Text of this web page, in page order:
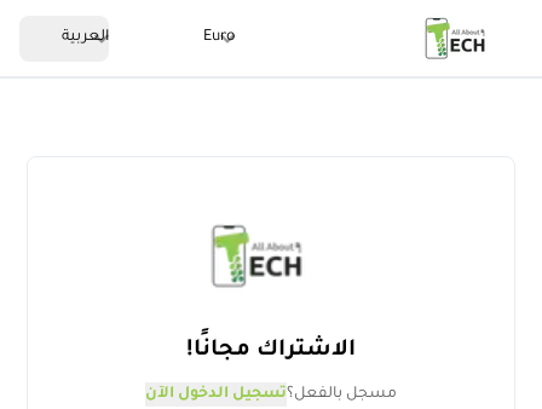
Euro العربية
الاشتراك مجانًا!
مسجل بالفعل؟تسجيل الدخول الآن